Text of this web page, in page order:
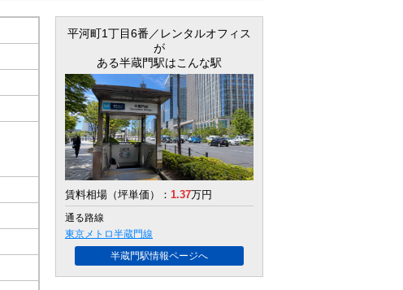
平河町1丁目6番／レンタルオフィス
が
ある半蔵門駅はこんな駅
賃料相場（坪単価）： 1.37万円
通る路線
東京メトロ半蔵門線
半蔵門駅情報ページへ